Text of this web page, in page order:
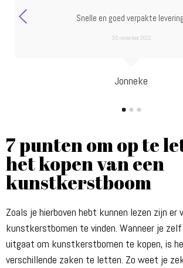
Jonneke
Snelle en goed verpakte
30 november 2021
7 punten om op te
het kopen van een
kunstkerstboom
Zoals je hierboven hebt kunnen lezen zijn er
kunstkerstbomen te vinden. Wanneer je
uitgaat om kunstkerstbomen te kopen, is
verschillende zaken te letten. Zo weet je